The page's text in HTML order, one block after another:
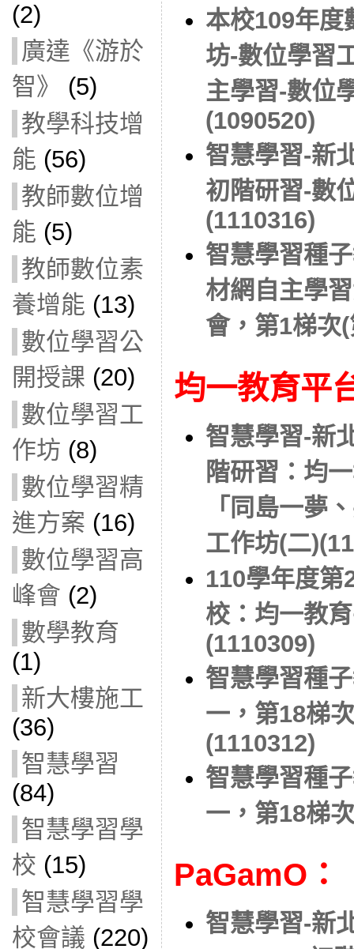
(2)
廣達《游於
智》
(5)
教學科技增
能 (56)
教師數位增
能 (5)
教師數位素
養增能 (13)
數位學習公
開授課 (20)
數位學習工
作坊 (8)
數位學習精
進方案 (16)
數位學習高
峰會 (2)
數學教育
(1)
新大樓施工
(36)
智慧學習
(84)
智慧學習學
校 (15)
智慧學習學
校會議 (220)
本校109年度
坊-數位學習
主學習-數位
(1090520)
智慧學習-新
初階研習-數
(1110316)
智慧學習種
材網自主學
會，第1梯次
均一教育平
智慧學習-新
階研習：均
「同島一夢
工作坊(二
110學年度第
校：均一教
(1110309)
智慧學習種
一，第18梯
(1110312)
智慧學習種
一，第18梯
PaGamO：
智慧學習-新